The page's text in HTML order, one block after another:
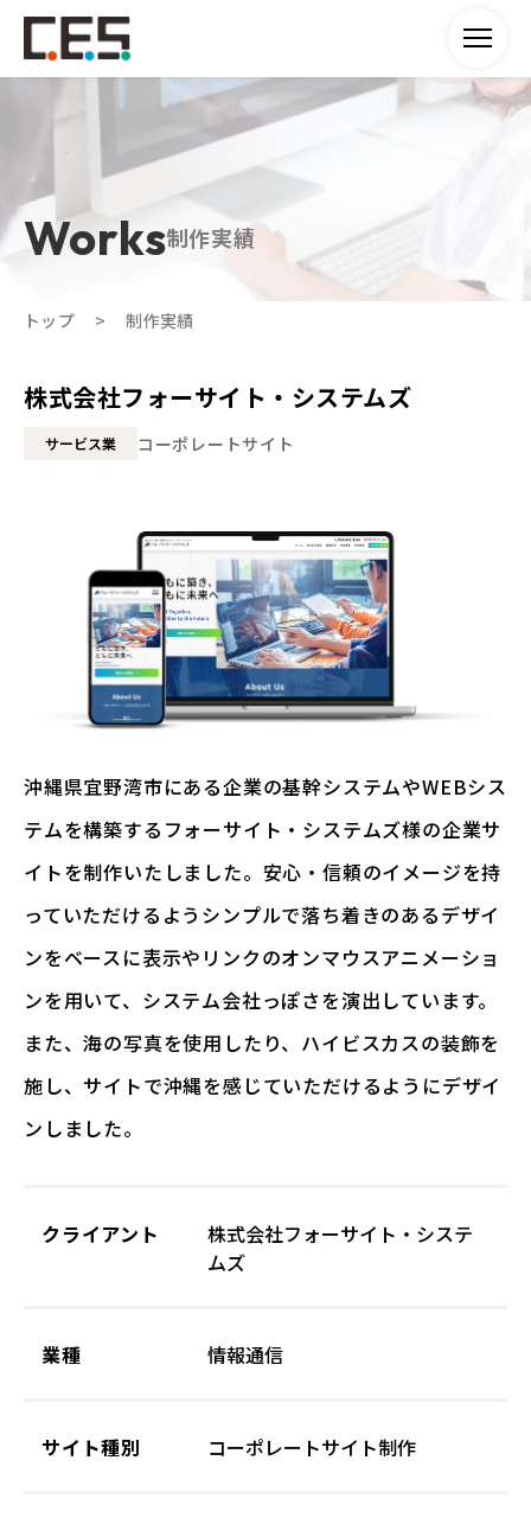
制作実績
トップ 制作実績
株式会社フォーサイト・システムズ
サービス業 コーポレートサイト
沖縄県宜野湾市にある企業の基幹システムやWEBシス
テムを構築するフォーサイト・システムズ様の企業サ
イトを制作いたしました。安心・信頼のイメージを持
っていただけるようシンプルで落ち着きのあるデザイ
ンをベースに表示やリンクのオンマウスアニメーショ
ンを用いて、システム会社っぽさを演出しています。
また、海の写真を使用したり、ハイビスカスの装飾を
施し、サイトで沖縄を感じていただけるようにデザイ
ンしました。
クライアント
株式会社フォーサイト・システ
ムズ
業種 情報通信
サイト種別 コーポレートサイト制作